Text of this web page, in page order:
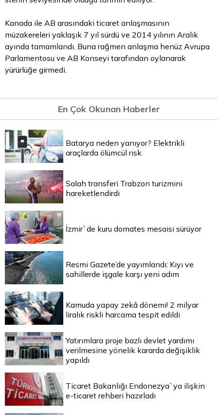
Kanada ile AB arasındaki ticaret anlaşmasının
müzakereleri yaklaşık 7 yıl sürdü ve 2014 yılının Aralık
ayında tamamlandı. Buna rağmen anlaşma henüz Avrupa
Parlamentosu ve AB Konseyi tarafından oylanarak
yürürlüğe girmedi.
En Çok Okunan Haberler
Batarya neden yanıyor? Elektrikli
araçlarda ölümcül risk
Salah transferi Trabzon turizmini
hareketlendirdi
İzmir`de kuru domates mesaisi sürüyor
Resmi Gazete’de yayımlandı: Kıyı ve
sahillerde işgale karşı yeni adım
Kamuda yapay zekâ dönemi! 2 milyar
liralık riskli harcama tespit edildi
Yatırımlara proje bazlı devlet yardımı
verilmesine yönelik kararda değişiklik
yapıldı
Ticaret Bakanlığı Endonezya`ya ilişkin
e-ticaret rehberi hazırladı